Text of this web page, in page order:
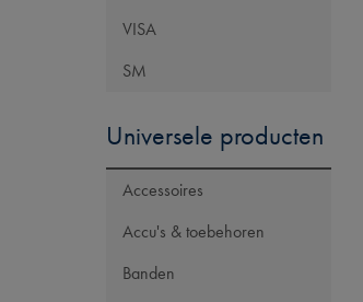
VISA
SM
Universele producten
Accessoires
Accu's & toebehoren
Banden